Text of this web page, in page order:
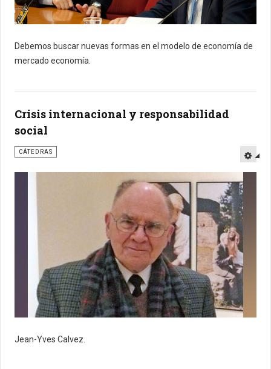
Debemos buscar nuevas formas en el modelo de economía de
mercado economía.
Crisis internacional y responsabilidad
social
CÁTEDRAS
Jean-Yves Calvez.